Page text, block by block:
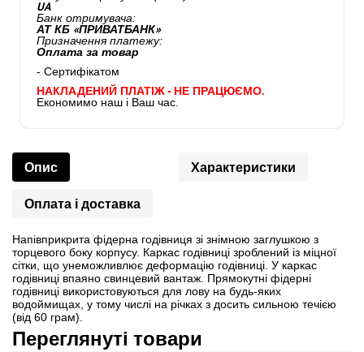
UA
Банк отримувача:
АТ КБ «ПРИВАТБАНК»
Призначення платежу:
Оплата за товар
- Сертифікатом
НАКЛАДЕНИЙ ПЛАТІЖ - НЕ ПРАЦЮЄМО.
Економимо наш і Ваш час.
Опис Характеристики
Оплата і доставка
Напівприкрита фідерна годівниця зі знімною заглушкою з
торцевого боку корпусу. Каркас годівниці зроблений із міцної
сітки, що унеможливлює деформацію годівниці. У каркас
годівниці впаяно свинцевий вантаж. Прямокутні фідерні
годівниці використовуються для лову на будь-яких
водоймищах, у тому числі на річках з досить сильною течією
(від 60 грам).
Переглянуті товари